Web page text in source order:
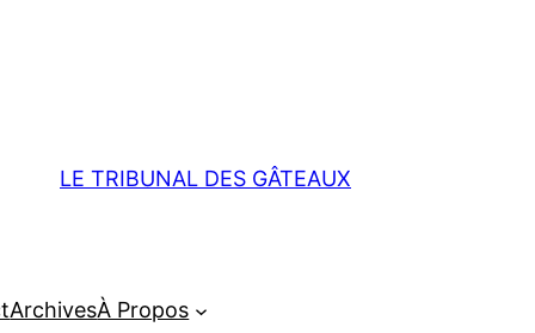
LE TRIBUNAL DES GÂTEAUX
ArchivesÀ Propos